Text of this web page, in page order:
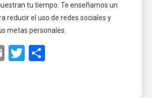
tu tiempo. Te enseñamos un
reducir el uso de redes sociales y
metas personales.
EmailTwitter